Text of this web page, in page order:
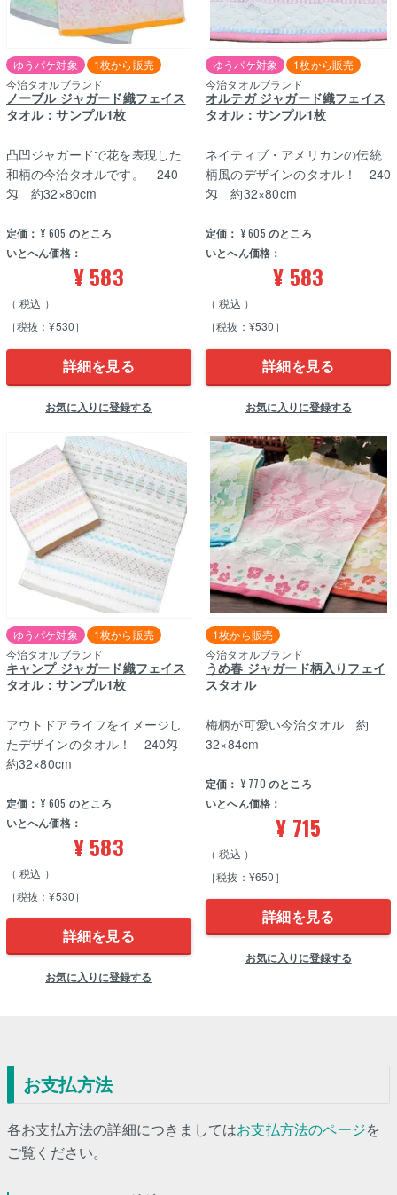
今治タオルブランド
ノーブル ジャガード織フェイス
タオル：サンプル1枚
ゆうパケ対象 1枚から販売
定価： ¥ 605 のところ
いとへん価格：
¥583
税込
［税抜：¥530］
凸凹ジャガードで花を表現した
和柄の今治タオルです。 240
匁 約32×80cm
詳細を見る
お気に入りに登録する
今治タオルブランド
オルテガ ジャガード織フェイス
タオル：サンプル1枚
ゆうパケ対象 1枚から販売
定価： ¥605 のところ
いとへん価格：
¥ 583
税込
［税抜：¥530］
ネイティブ・アメリカンの伝統
柄風のデザインのタオル！ 240
匁 約32×80cm
詳細を見る
お気に入りに登録する
今治タオルブランド
キャンプ ジャガード織フェイス
タオル：サンプル1枚
ゆうパケ対象 1枚から販売
定価： ¥ 605 のところ
いとへん価格：
¥583
税込
［税抜：¥530］
アウトドアライフをイメージし
たデザインのタオル！ 240匁
約32×80cm
詳細を見る
お気に入りに登録する
今治タオルブランド
うめ春 ジャガード柄入りフェイ
スタオル
1枚から販売
定価： ¥ 770 のところ
いとへん価格：
¥ 715
税込
［税抜：¥650］
梅柄が可愛い今治タオル 約
32×84cm
詳細を見る
お気に入りに登録する
お支払方法
各お支払方法の詳細につきましてはお支払方法のページを
ご覧ください。